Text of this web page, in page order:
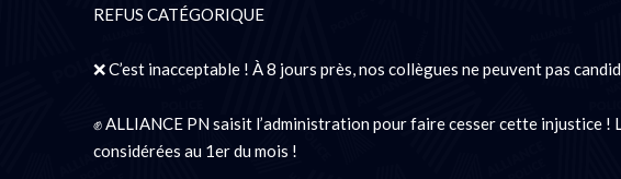
REFUS CATÉGORIQUE
❌ C’est inacceptable ! À 8 jours près, nos collègues ne peuvent pas
✊ ALLIANCE PN saisit l’administration pour faire cesser cette injustice
considérées au 1er du mois !